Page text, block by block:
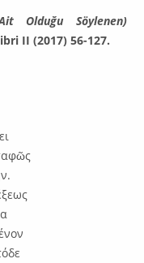
Olduğu Söylenen)
II (2017) 56-127.